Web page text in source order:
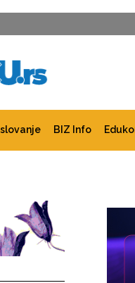
BIZ Info